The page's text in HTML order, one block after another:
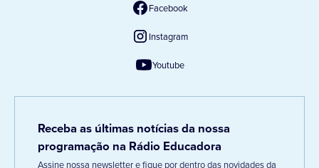
Facebook
Instagram
Youtube
Receba as últimas notícias da nossa
programação na Rádio Educadora
Assine nossa newsletter e fique por dentro das novidades da